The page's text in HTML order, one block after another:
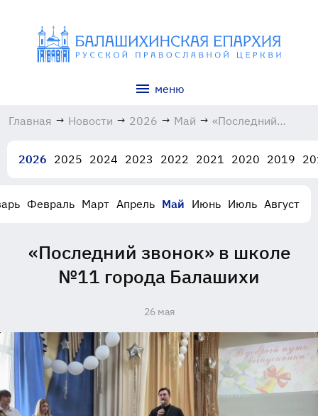
меню
Главная → Новости → 2026 → Май → «Последний
Балашихи
2026 2025 2024 2023 2022 2021 2020 2019
Февраль Март Апрель Май Июнь Июль Август
«Последний звонок» в школе
№11 города Балашихи
26 мая